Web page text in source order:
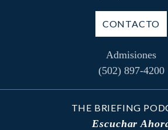
CONTACTO
Admisiones
(502) 897-4200
THE BRIEFING
Escuchar